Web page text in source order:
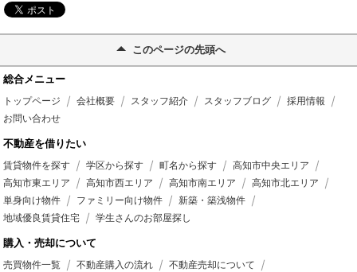
このページの先頭へ
総合メニュー
トップページ 会社概要 スタッフ紹介 スタッフブログ
採用情報
お問い合わせ
不動産を借りたい
賃貸物件を探す 学区から探す 町名から探す
高知市中央エリア
高知市東エリア
高知市西エリア 高知市南エリア
高知市北エリア
単身向け物件
ファミリー向け物件
新築・築浅物件
地域優良賃貸住宅
学生さんのお部屋探し
購入・売却について
売買物件一覧 不動産購入の流れ
不動産売却について